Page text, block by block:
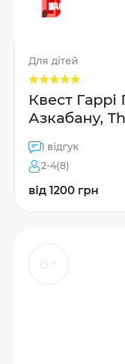
Для дітей
Квест Гаррі
Азкабану,
1 відгук
2-4(8)
від 1200 грн